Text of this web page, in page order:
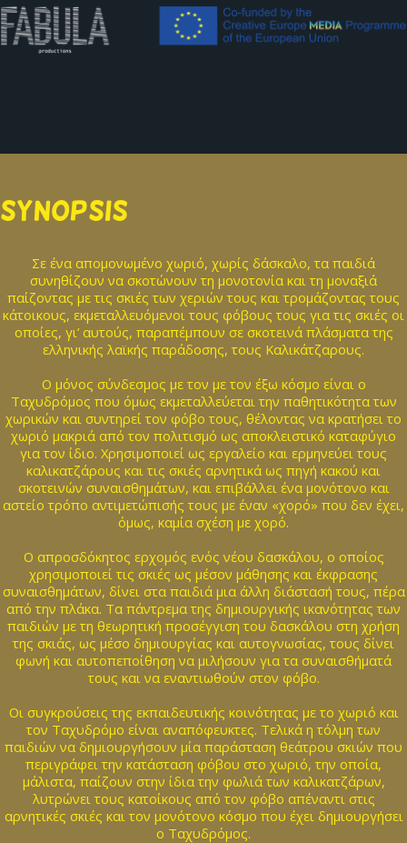
SYNOPSIS
Σε ένα απομονωμένο χωριό, χωρίς δάσκαλο, τα παιδιά
συνηθίζουν να σκοτώνουν τη μονοτονία και τη μοναξιά
παίζοντας με τις σκιές των χεριών τους και τρομάζοντας τους
κάτοικους, εκμεταλλευόμενοι τους φόβους τους για τις σκιές οι
οποίες, γι’ αυτούς, παραπέμπουν σε σκοτεινά πλάσματα της
ελληνικής λαϊκής παράδοσης, τους Καλικάτζαρους.
Ο μόνος σύνδεσμος με τον με τον έξω κόσμο είναι ο
Ταχυδρόμος που όμως εκμεταλλεύεται την παθητικότητα των
χωρικών και συντηρεί τον φόβο τους, θέλοντας να κρατήσει το
χωριό μακριά από τον πολιτισμό ως αποκλειστικό καταφύγιο
για τον ίδιο. Χρησιμοποιεί ως εργαλείο και ερμηνεύει τους
καλικατζάρους και τις σκιές αρνητικά ως πηγή κακού και
σκοτεινών συναισθημάτων, και επιβάλλει ένα μονότονο και
αστείο τρόπο αντιμετώπισής τους με έναν «χορό» που δεν έχει,
όμως, καμία σχέση με χορό.
Ο απροσδόκητος ερχομός ενός νέου δασκάλου, ο οποίος
χρησιμοποιεί τις σκιές ως μέσον μάθησης και έκφρασης
συναισθημάτων, δίνει στα παιδιά μια άλλη διάστασή τους, πέρα
από την πλάκα. Τα πάντρεμα της δημιουργικής ικανότητας των
παιδιών με τη θεωρητική προσέγγιση του δασκάλου στη χρήση
της σκιάς, ως μέσο δημιουργίας και αυτογνωσίας, τους δίνει
φωνή και αυτοπεποίθηση να μιλήσουν για τα συναισθήματά
τους και να εναντιωθούν στον φόβο.
Οι συγκρούσεις της εκπαιδευτικής κοινότητας με το χωριό και
τον Ταχυδρόμο είναι αναπόφευκτες. Τελικά η τόλμη των
παιδιών να δημιουργήσουν μία παράσταση θεάτρου σκιών που
περιγράφει την κατάσταση φόβου στο χωριό, την οποία,
μάλιστα, παίζουν στην ίδια την φωλιά των καλικατζάρων,
λυτρώνει τους κατοίκους από τον φόβο απέναντι στις
αρνητικές σκιές και τον μονότονο κόσμο που έχει δημιουργήσει
ο Ταχυδρόμος.